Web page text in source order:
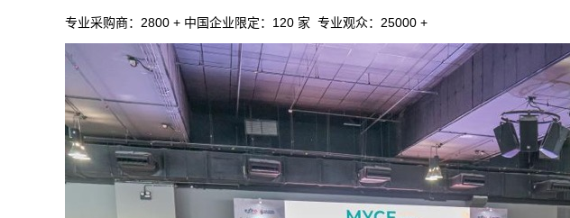
专业采购商：2800 + 中国企业限定：120 家 专业观众：25000 +